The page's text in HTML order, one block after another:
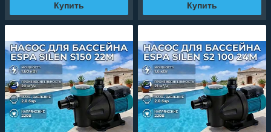
Купить Купить